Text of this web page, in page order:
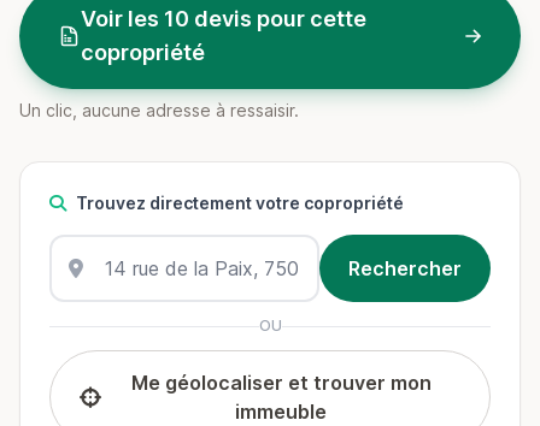
Voir les 10 devis pour cette
copropriété
Un clic, aucune adresse à ressaisir.
Trouvez directement votre copropriété
OU
Me géolocaliser et trouver mon
immeuble